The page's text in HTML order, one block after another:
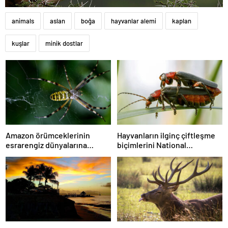
animals aslan boğa hayvanlar alemi kaplan
kuşlar minik dostlar
Amazon örümceklerinin
esrarengiz dünyalarına
gitmeye hazır olun.
Hayvanların ilginç çiftleşme
biçimlerini National
Geographic görüntüledi.